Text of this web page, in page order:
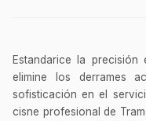
Estandarice la precisión
elimine los derrames
sofisticación en el
cisne profesional de